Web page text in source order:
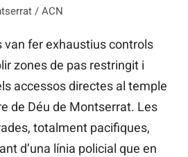
/ ACN
van fer exhaustius controls
zones de pas restringit i
accessos directes al temple
de Déu de Montserrat. Les
totalment pacifiques,
d’una línia policial que en